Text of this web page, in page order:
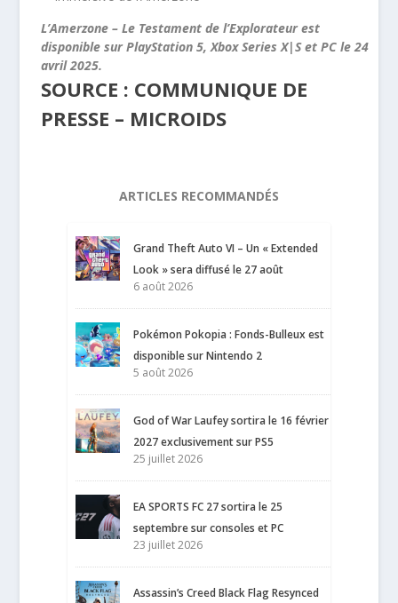
L’Amerzone – Le Testament de l’Explorateur est
disponible sur PlayStation 5, Xbox Series X|S et PC le 24
avril 2025.
SOURCE : COMMUNIQUE DE
PRESSE – MICROIDS
ARTICLES RECOMMANDÉS
Grand Theft Auto VI – Un « Extended
Look » sera diffusé le 27 août
6 août 2026
Pokémon Pokopia : Fonds-Bulleux est
disponible sur Nintendo 2
5 août 2026
God of War Laufey sortira le 16 février
2027 exclusivement sur PS5
25 juillet 2026
EA SPORTS FC 27 sortira le 25
septembre sur consoles et PC
23 juillet 2026
Assassin’s Creed Black Flag Resynced